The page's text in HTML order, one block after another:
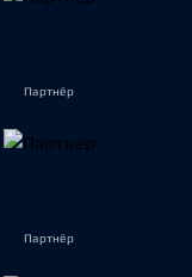
Партнёр
Партнёр